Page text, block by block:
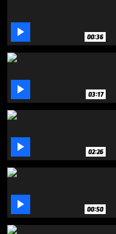
 00:36
 03:17
 02:26
 00:50